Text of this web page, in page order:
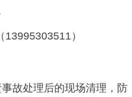
）
故处理后的现场清理，防